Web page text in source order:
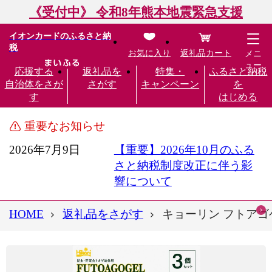
《受付中》 令和8年熊本地震緊急支援
イオンカードのふるさと納
税
応援する
自治体をさが
す
返礼品を
さがす
特集・
キャンペーン
ふるさと納税
を
はじめる
お気に入り 返礼品カート
メニ
ュー
重要なお知らせ
2026年7月9日
【重要】2026年10月のふる
さと納税制度改正に伴う影
響について
HOME 返礼品をさがす キョーリン フトア